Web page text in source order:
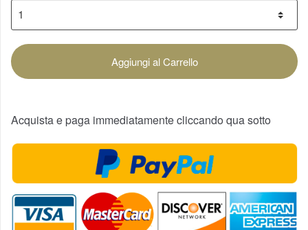
Aggiungi al Carrello
Acquista e paga immediatamente cliccando qua sotto